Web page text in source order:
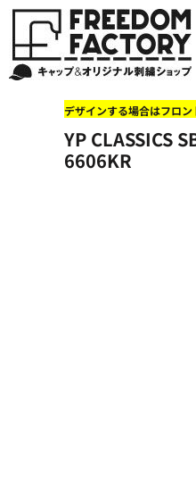
デザインする場合はフロ
YP CLASSICS
6606KR
ホーム
商品一覧から選ぶ
商品一覧から選ぶ
オーダー方法
オーダー方法
刺繍価格送料について
新着おすす
セール
NEW ERA BLANK CAP(ニ
FLEXFIT/YUPOONG（フレックス
その他ブランドブラ
イベント向け低価格商品
オリジナル刺繍をオーダー
文字でデザインする場合
お客様のデザインをアップロードす
ネットで購入した方で再注文した
Q&A 質問と回答参考事例
ショップにお任せの方
【帽子】刺繍価格について
【アパレル】刺繍価格について
送料について
オリジナル刺繍製作事例
オリジナル刺繍価格参考事例
バッグやTシャツにも刺繍可能
59FIFTYとは?
ユーポン/フレックスフィット
ユナイテッドアスレ取り扱い
キャラクターワッペン販売
オリジナルワッペンデザインを制作
商品紹介・新着情報
刺繍・デザインの知識
刺繍ミシン・設備紹介
帽子のメンテナンス他
FREEDOM
アルファベット3D刺繍 花文字A A-Z
ワッペン
湘南
父の日
素材
法人・企業向け商品特集
イベント・販促向け商品特集
学校・部活向け商品特集